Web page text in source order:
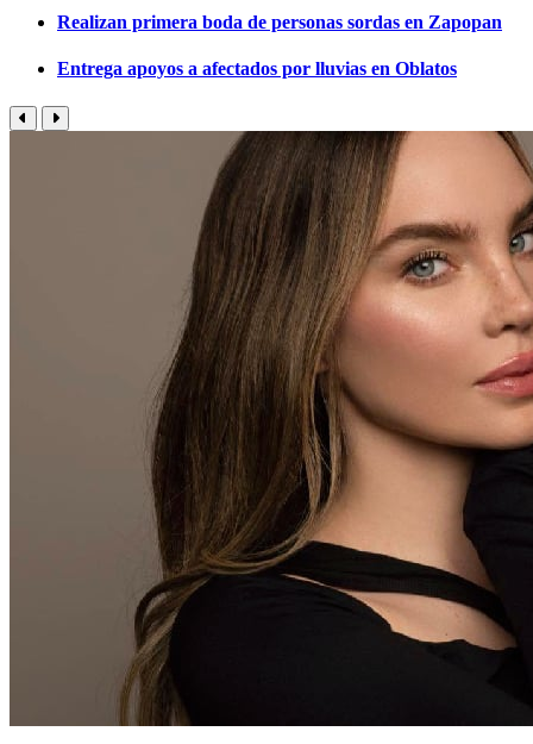
Realizan primera boda de personas sordas en Zapopan
Entrega apoyos a afectados por lluvias en Oblatos